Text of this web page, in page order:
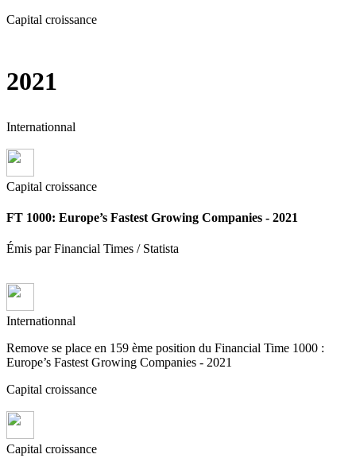
Capital croissance
2021
Internationnal
Capital croissance
FT 1000: Europe’s Fastest Growing Companies - 2021
Émis par Financial Times / Statista
Internationnal
Remove se place en 159 ème position du Financial Time 1000 :
Europe’s Fastest Growing Companies - 2021
Capital croissance
Capital croissance